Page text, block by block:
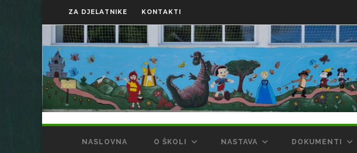
ZA DJELATNIKE KONTAKTI
NASLOVNA O ŠKOLI NASTAVA DOKUMENTI